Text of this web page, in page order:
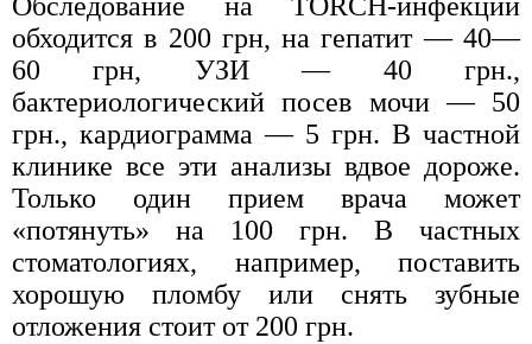
Обследование на TORCH-инфекции
обходится в 200 грн, на гепатит — 40—
60 грн, УЗИ — 40 грн.,
бактериологический посев мочи — 50
грн., кардиограмма — 5 грн. В частной
клинике все эти анализы вдвое дороже.
Только один прием врача может
«потянуть» на 100 грн. В частных
стоматологиях, например, поставить
хорошую пломбу или снять зубные
отложения стоит от 200 грн.